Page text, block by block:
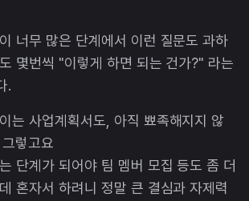
너무 많은 단계에서 이런 질문도 과하
몇번씩 "이렇게 하면 되는 건가?" 라는
.
는 사업계획서도, 아직 뾰족해지지 않
렇고요
단계가 되어야 팀 멤버 모집 등도 좀 더
혼자서 하려니 정말 큰 결심과 자제력